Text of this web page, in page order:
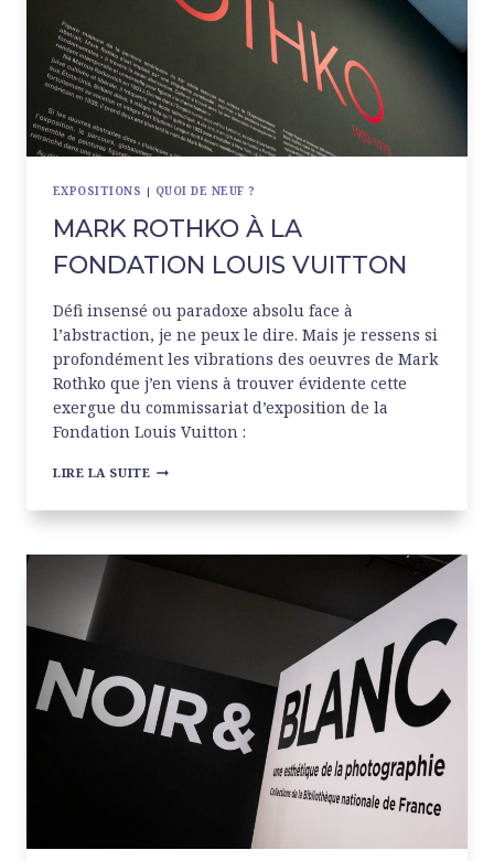
EXPOSITIONS | QUOI DE NEUF ?
MARK ROTHKO À LA
FONDATION LOUIS VUITTON
Défi insensé ou paradoxe absolu face à
l’abstraction, je ne peux le dire. Mais je ressens si
profondément les vibrations des oeuvres de Mark
Rothko que j’en viens à trouver évidente cette
exergue du commissariat d’exposition de la
Fondation Louis Vuitton :
LIRE LA SUITE MARK
À
VUITTON